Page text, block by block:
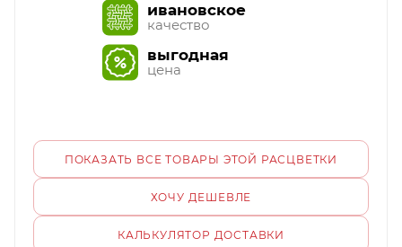
ивановское
качество
выгодная
цена
ПОКАЗАТЬ ВСЕ ТОВАРЫ ЭТОЙ РАСЦВЕТКИ
ХОЧУ ДЕШЕВЛЕ
КАЛЬКУЛЯТОР ДОСТАВКИ